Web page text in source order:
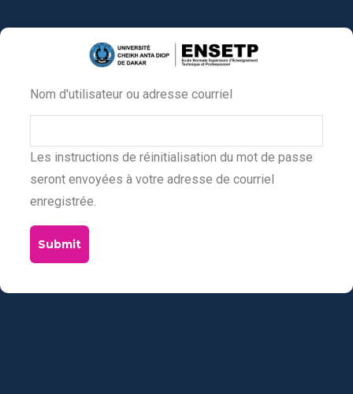
au
Primary
tabs
Nom d'utilisateur ou adresse courriel
Les instructions de réinitialisation du mot de passe
seront envoyées à votre adresse de courriel
enregistrée.